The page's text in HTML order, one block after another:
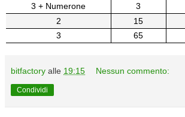
3 + Numerone
3
2
15
3
65
bitfactory alle 19:15 Nessun commento:
Condividi